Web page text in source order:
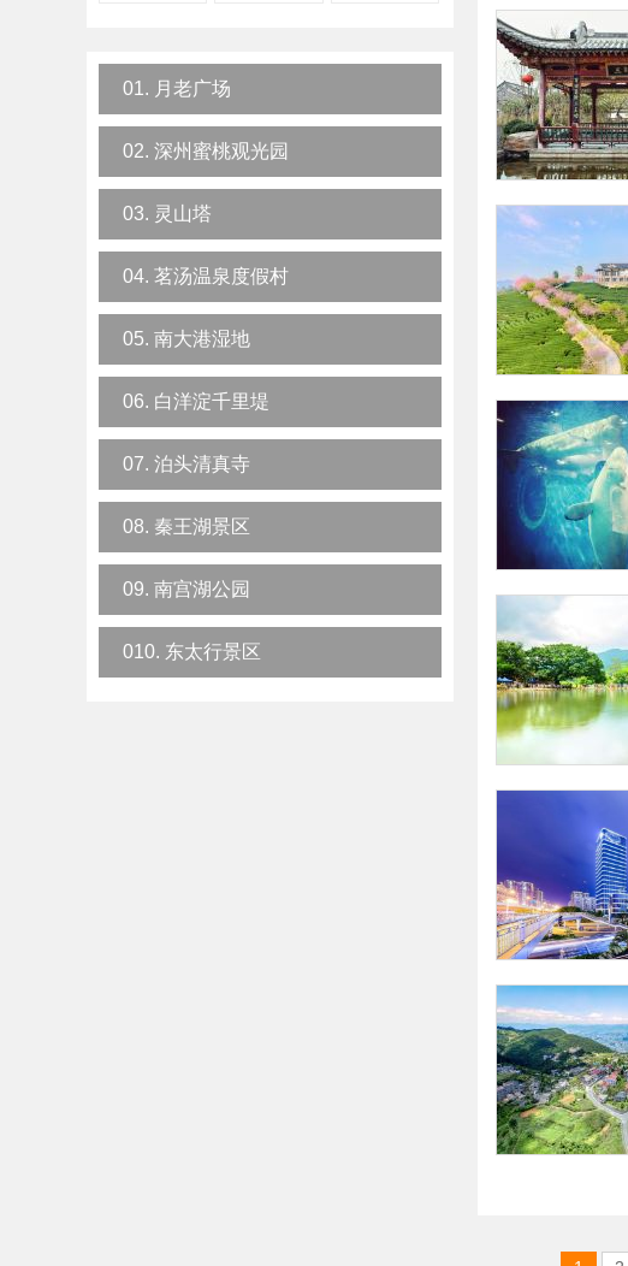
01. 月老广场
02. 深州蜜桃观光园
03. 灵山塔
04. 茗汤温泉度假村
05. 南大港湿地
06. 白洋淀千里堤
07. 泊头清真寺
08. 秦王湖景区
09. 南宫湖公园
010. 东太行景区